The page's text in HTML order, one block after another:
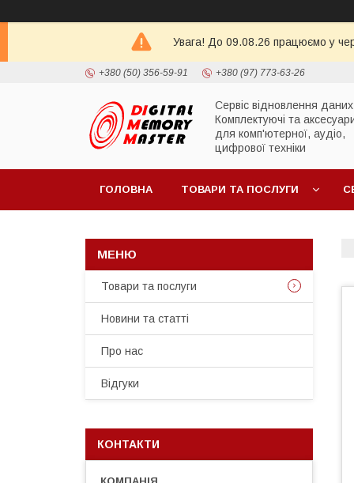
Увага! До 09.08.26 працюємо у
+380 (50) 356-59-91 +380 (97) 773-63-26
Сервіс відновлення
Комплектуючі та
для комп'ютерної, аудіо,
цифрової техніки
ГОЛОВНА ТОВАРИ ТА ПОСЛУГИ
Товари та послуги
Новини та статті
Про нас
Відгуки
КОНТАКТИ